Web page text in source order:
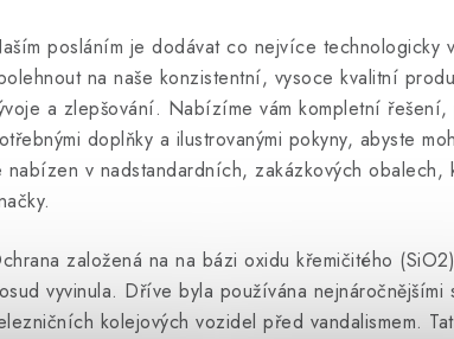
posláním je dodávat co nejvíce technologicky
na naše konzistentní, vysoce kvalitní
a zlepšování. Nabízíme vám kompletní
doplňky a ilustrovanými pokyny, abyste
nabízen v nadstandardních, zakázkových
založená na na bázi oxidu křemičitého
vyvinula. Dříve byla používána
kolejových vozidel před vandalismem.